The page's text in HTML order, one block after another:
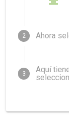
2 Ahora
3
Aquí
-